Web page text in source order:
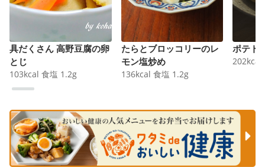
具だくさん 高野豆腐の卵
とじ
103kcal 食塩 1.2g
たらとブロッコリーのレ
モン塩炒め
136kcal 食塩 1.2g
ポテト
202kcal